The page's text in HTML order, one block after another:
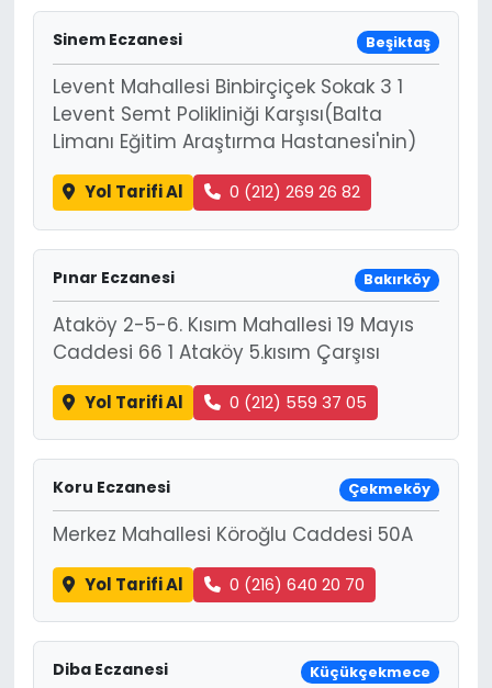
Sinem Eczanesi Beşiktaş
Levent Mahallesi Binbirçiçek Sokak 3 1
Levent Semt Polikliniği Karşısı(Balta
Limanı Eğitim Araştırma Hastanesi'nin)
Yol Tarifi Al 0 (212) 269 26 82
Pınar Eczanesi Bakırköy
Ataköy 2-5-6. Kısım Mahallesi 19 Mayıs
Caddesi 66 1 Ataköy 5.kısım Çarşısı
Yol Tarifi Al 0 (212) 559 37 05
Koru Eczanesi Çekmeköy
Merkez Mahallesi Köroğlu Caddesi 50A
Yol Tarifi Al 0 (216) 640 20 70
Diba Eczanesi Küçükçekmece